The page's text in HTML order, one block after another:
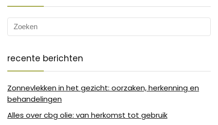
recente berichten
Zonnevlekken in het gezicht: oorzaken, herkenning en
behandelingen
Alles over cbg olie: van herkomst tot gebruik